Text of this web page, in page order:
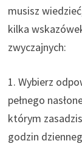
musisz
kilka
zwyczajnych:
1. Wybierz
pełnego
którym
godzin